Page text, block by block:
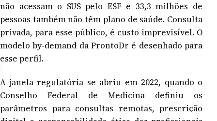
não acessam o SUS pelo ESF e 33,3 milhões de
pessoas também não têm plano de saúde. Consulta
privada, para esse público, é custo imprevisível. O
modelo by-demand da ProntoDr é desenhado para
esse perfil.
A janela regulatória se abriu em 2022, quando o
Conselho Federal de Medicina definiu os
parâmetros para consultas remotas, prescrição